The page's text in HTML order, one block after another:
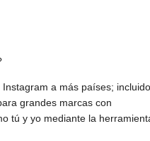
a más países;
grandes marcas con
tú y yo mediante la